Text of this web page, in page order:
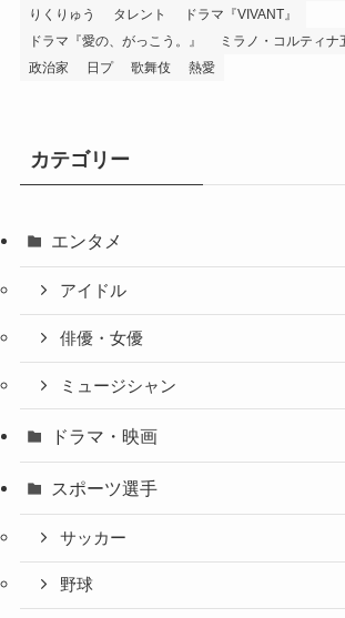
りくりゅう
タレント
ドラマ『VIVANT』
ドラマ『愛の、がっこう。』
ミラノ・コルティナ
政治家
日プ 歌舞伎 熱愛
カテゴリー
エンタメ
アイドル
俳優・女優
ミュージシャン
ドラマ・映画
スポーツ選手
サッカー
野球